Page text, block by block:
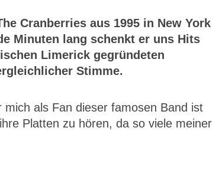
Cranberries aus 1995 in New York
Minuten lang schenkt er uns Hits
Limerick gegründeten
Stimme.
als Fan dieser famosen Band ist
Platten zu hören, da so viele meiner